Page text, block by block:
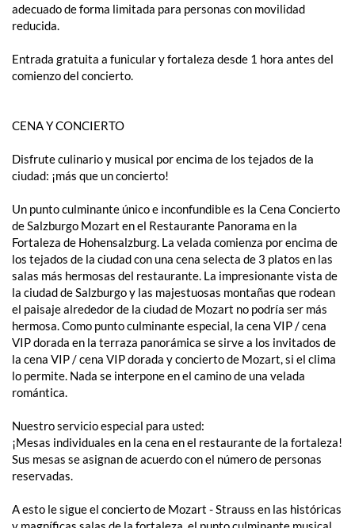
adecuado de forma limitada para personas con movilidad
reducida.
Entrada gratuita a funicular y fortaleza desde 1 hora antes del
comienzo del concierto.
CENA Y CONCIERTO
Disfrute culinario y musical por encima de los tejados de la
ciudad: ¡más que un concierto!
Un punto culminante único e inconfundible es la Cena Concierto
de Salzburgo Mozart en el Restaurante Panorama en la
Fortaleza de Hohensalzburg. La velada comienza por encima de
los tejados de la ciudad con una cena selecta de 3 platos en las
salas más hermosas del restaurante. La impresionante vista de
la ciudad de Salzburgo y las majestuosas montañas que rodean
el paisaje alrededor de la ciudad de Mozart no podría ser más
hermosa. Como punto culminante especial, la cena VIP / cena
VIP dorada en la terraza panorámica se sirve a los invitados de
la cena VIP / cena VIP dorada y concierto de Mozart, si el clima
lo permite. Nada se interpone en el camino de una velada
romántica.
Nuestro servicio especial para usted:
¡Mesas individuales en la cena en el restaurante de la fortaleza!
Sus mesas se asignan de acuerdo con el número de personas
reservadas.
A esto le sigue el concierto de Mozart - Strauss en las históricas